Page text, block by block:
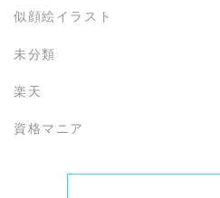
似顔絵イラスト
未分類
楽天
資格マニア